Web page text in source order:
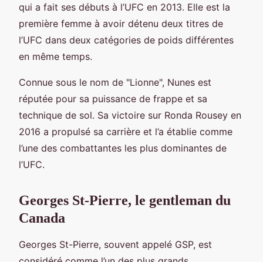
qui a fait ses débuts à l’UFC en 2013. Elle est la
première femme à avoir détenu deux titres de
l’UFC dans deux catégories de poids différentes
en même temps.
Connue sous le nom de "Lionne", Nunes est
réputée pour sa puissance de frappe et sa
technique de sol. Sa victoire sur Ronda Rousey en
2016 a propulsé sa carrière et l’a établie comme
l’une des combattantes les plus dominantes de
l’UFC.
Georges St-Pierre, le gentleman du
Canada
Georges St-Pierre, souvent appelé GSP, est